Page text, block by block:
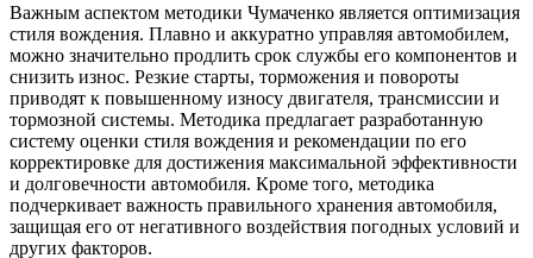
Важным аспектом методики Чумаченко является оптимизация
стиля вождения. Плавно и аккуратно управляя автомобилем,
можно значительно продлить срок службы его компонентов и
снизить износ. Резкие старты, торможения и повороты
приводят к повышенному износу двигателя, трансмиссии и
тормозной системы. Методика предлагает разработанную
систему оценки стиля вождения и рекомендации по его
корректировке для достижения максимальной эффективности
и долговечности автомобиля. Кроме того, методика
подчеркивает важность правильного хранения автомобиля,
защищая его от негативного воздействия погодных условий и
других факторов.